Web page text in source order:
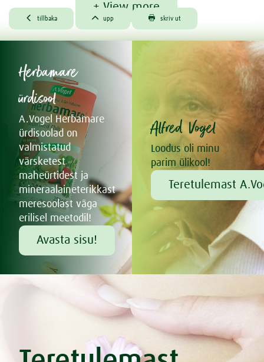
+ View more
 tillbaka  upp  skriv ut
Herbamare
ürdisool
A.Vogel Herbamare
ürdisoolad on
valmistatud
värsketest
maheürtidest ja
mineraalaineterikkast
meresoolast väga
erilisel meetodil!
Avasta sisu!
Alfred Vogel
Loodus oli minu
parim ülikool!
Teretulemast